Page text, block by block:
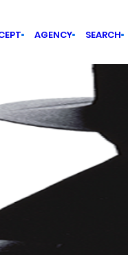
AGENCY SEARCH